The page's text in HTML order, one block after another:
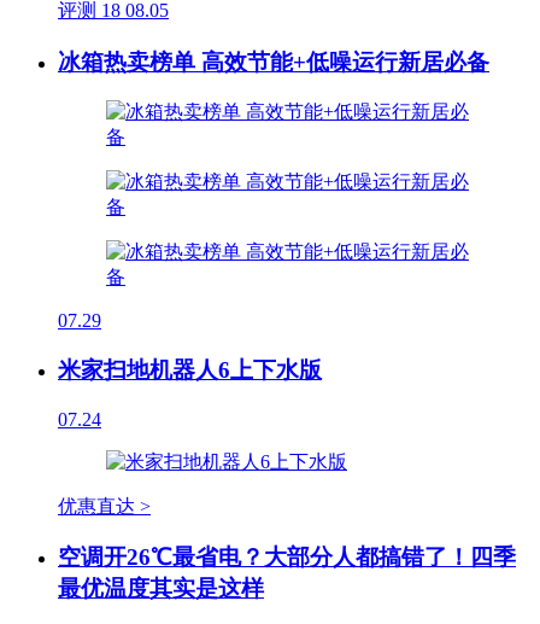
评测 18 08.05
冰箱热卖榜单 高效节能+低噪运行新居必备
07.29
米家扫地机器人6上下水版
07.24
优惠直达 >
空调开26℃最省电？大部分人都搞错了！四季
最优温度其实是这样